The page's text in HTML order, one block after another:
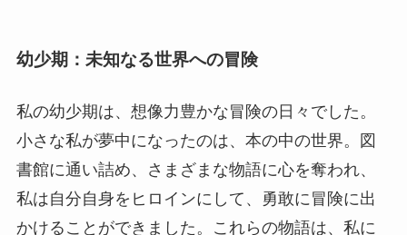
幼少期：未知なる世界への冒険
私の幼少期は、想像力豊かな冒険の日々でした。
小さな私が夢中になったのは、本の中の世界。図
書館に通い詰め、さまざまな物語に心を奪われ、
私は自分自身をヒロインにして、勇敢に冒険に出
かけることができました。これらの物語は、私に